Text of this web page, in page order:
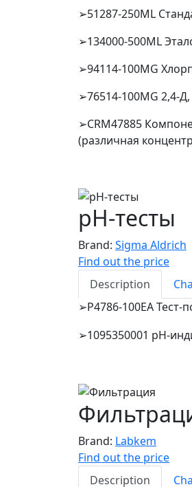
➢51287-250ML
➢134000-500ML
➢94114-100MG
➢76514-100MG 2,4-
➢CRM47885
(различная
pH-тесты
Brand: Sigma Aldrich
Find out the price
Description
➢P4786-100EA
➢1095350001 pH-
Brand: Labkem
Find out the price
Description